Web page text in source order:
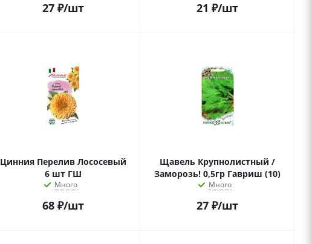
27 ₽/шт 21 ₽/шт
Цинния Перелив Лососевый
6 шт ГШ
Много
68 ₽/шт
Щавель Крупнолистный /
Заморозь! 0,5гр Гавриш (10)
Много
27 ₽/шт